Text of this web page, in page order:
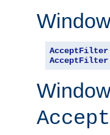
AcceptFilter
AcceptFilter